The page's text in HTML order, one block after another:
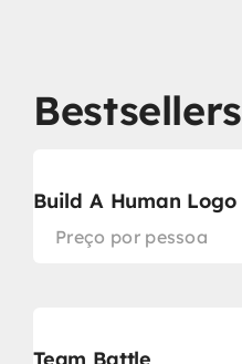
Bestsellers
Build A Human Logo
Preço por pessoa
Team Battle